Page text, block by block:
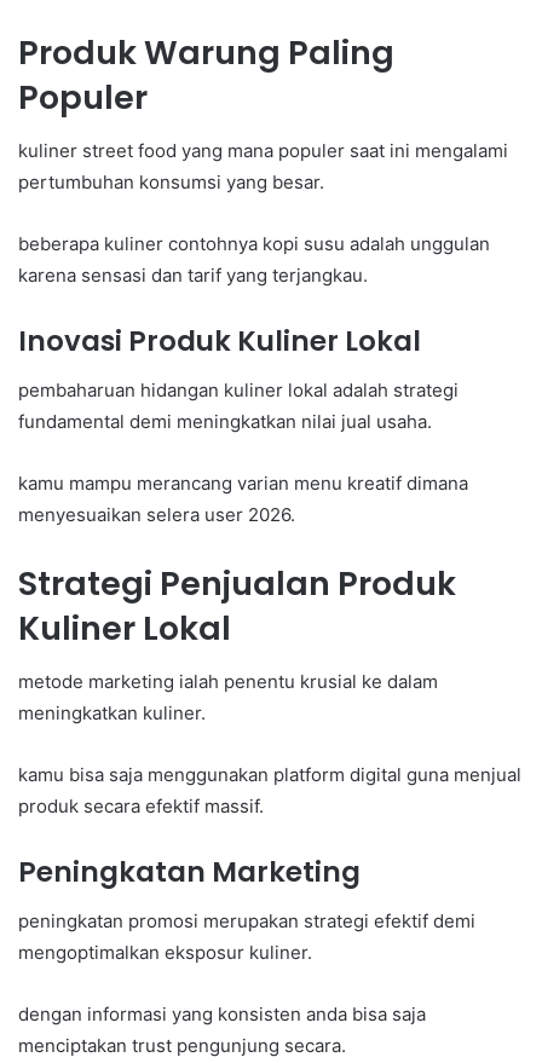
Produk Warung Paling
Populer
kuliner street food yang mana populer saat ini mengalami
pertumbuhan konsumsi yang besar.
beberapa kuliner contohnya kopi susu adalah unggulan
karena sensasi dan tarif yang terjangkau.
Inovasi Produk Kuliner Lokal
pembaharuan hidangan kuliner lokal adalah strategi
fundamental demi meningkatkan nilai jual usaha.
kamu mampu merancang varian menu kreatif dimana
menyesuaikan selera user 2026.
Strategi Penjualan Produk
Kuliner Lokal
metode marketing ialah penentu krusial ke dalam
meningkatkan kuliner.
kamu bisa saja menggunakan platform digital guna menjual
produk secara efektif massif.
Peningkatan Marketing
peningkatan promosi merupakan strategi efektif demi
mengoptimalkan eksposur kuliner.
dengan informasi yang konsisten anda bisa saja
menciptakan trust pengunjung secara.